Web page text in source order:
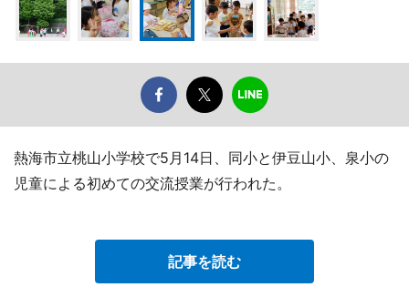
熱海市立桃山小学校で5月14日、同小と伊豆山小、泉小の
児童による初めての交流授業が行われた。
記事を読む